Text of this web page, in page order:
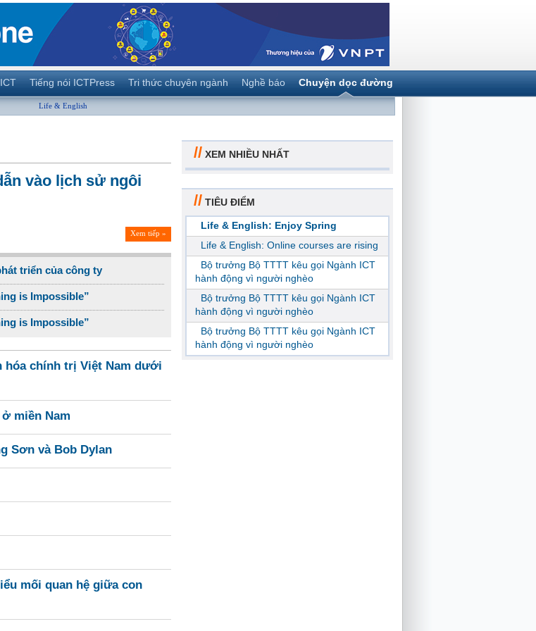
Tiếng nói ICTPress Tri thức chuyên ngành Nghề báo Chuyện dọc đường
Life & English
vào lịch sử ngôi
Xem tiếp »
triển của công ty
is Impossible”
is Impossible”
hóa chính trị Việt Nam dưới
miền Nam
Sơn và Bob Dylan
mối quan hệ giữa con
// XEM NHIỀU NHẤT
// TIÊU ĐIỂM
Life & English: Enjoy Spring
Life & English: Online courses are rising
Bộ trưởng Bộ TTTT kêu gọi Ngành ICT
hành động vì người nghèo
Bộ trưởng Bộ TTTT kêu gọi Ngành ICT
hành động vì người nghèo
Bộ trưởng Bộ TTTT kêu gọi Ngành ICT
hành động vì người nghèo